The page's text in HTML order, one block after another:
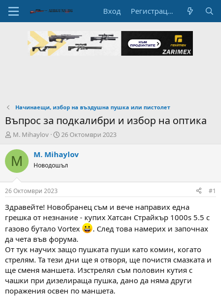
Вход Регистрация
Начинаещи, избор на въздушна пушка или пистолет
Въпрос за подкалибри и избор на оптика
А
т
о
н
а
т
е
м
а
т
а
M. Mihaylov
Н
ч
а
л
Д
а
а
26 Октомври 2023
M M. Mihaylov
Новодошъл
26 Октомври 2023 #1
Здравейте! Новобранец съм и вече направих една
грешка от незнание - купих Хатсан Страйкър 1000s 5.5 с
газово бутало Vortex
. След това намерих и започнах
да чета във форума.
От тук научих защо пушката пуши като комин, когато
стрелям. Та тези дни ще я отворя, ще почистя смазката и
ще сменя маншета. Изстрелял съм половин кутия с
чашки при дизелираща пушка, дано да няма други
поражения освен по маншета.